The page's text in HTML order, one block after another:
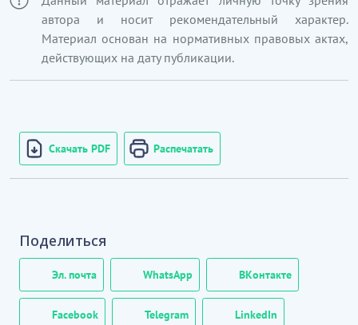
автора и носит рекомендательный характер.
Материал основан на нормативных правовых актах,
действующих на дату публикации.
Скачать PDF Распечатать
Поделиться
Эл. почта WhatsApp ВКонтакте
Facebook Telegram LinkedIn